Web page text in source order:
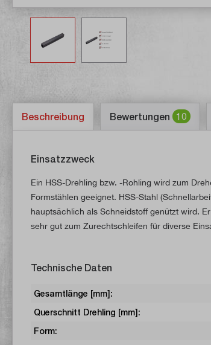
Beschreibung Bewertungen 10
Einsatzzweck
Ein HSS-Drehling bzw. -Rohling wird zum
Formstählen geeignet. HSS-Stahl
hauptsächlich als Schneidstoff genützt wird.
sehr gut zum Zurechtschleifen für diverse
Technische Daten
Gesamtlänge [mm]:
Querschnitt Drehling [mm]:
Form: